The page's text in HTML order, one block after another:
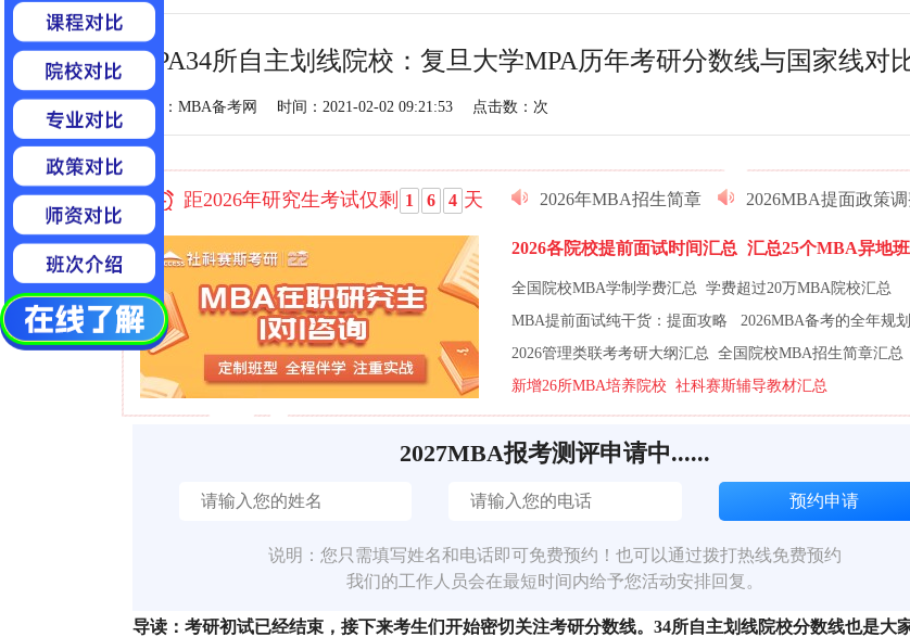
MPA34所自主划线院校：复旦大学MPA历年考研分数线与国家线对
来源：MBA备考网 时间：2021-02-02 09:21:53 点击数： 次
距2026年研究生考试仅剩 1 6 4 天 2026年MBA招生简章 2026MBA提面政策
2026各院校提前面试时间汇总 汇总25个MBA异地班
全国院校MBA学制学费汇总 学费超过20万MBA院校汇总
MBA提前面试纯干货：提面攻略
2026MBA备考的全年规划
2026管理类联考考研大纲汇总 全国院校MBA招生简章汇总
新增26所MBA培养院校 社科赛斯辅导教材汇总
2027MBA报考测评申请中......
说明：您只需填写姓名和电话即可免费预约！也可以通过拨打热线免费预约
我们的工作人员会在最短时间内给予您活动安排回复。
导读：考研初试已经结束，接下来考生们开始密切关注考研分数线。34所自主划线院校分数线也是大